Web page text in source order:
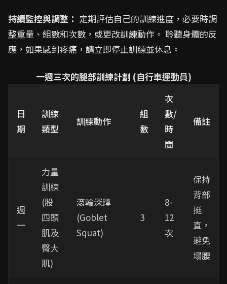
持續監控與調整： 定期評估自己的訓練進度，必要時調
整重量、組數和次數，或更改訓練動作。 聆聽身體的反
應，如果感到疼痛，請立即停止訓練並休息。
一週三次的腿部訓練計劃 (自行車運動員)
日
期
訓練
類型
訓練動作
組
數
次
數/
時
間
備註
週
一
力量
訓練
(股
四頭
肌及
臀大
肌)
滾輪深蹲
(Goblet
Squat)
3
8-
12
次
保持
背部
挺
直，
避免
塌腰